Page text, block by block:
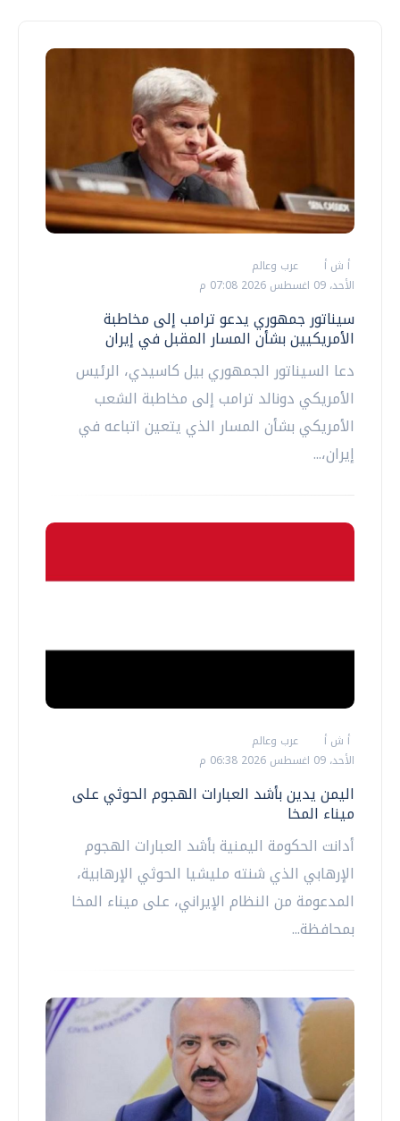
أ ش أ
عرب وعالم
الأحد، 09 اغسطس 2026 07:08 م
سيناتور جمهوري يدعو ترامب إلى مخاطبة
الأمريكيين بشأن المسار المقبل في إيران
دعا السيناتور الجمهوري بيل كاسيدي، الرئيس
الأمريكي دونالد ترامب إلى مخاطبة الشعب
الأمريكي بشأن المسار الذي يتعين اتباعه في
إيران،...
أ ش أ
عرب وعالم
الأحد، 09 اغسطس 2026 06:38 م
اليمن يدين بأشد العبارات الهجوم الحوثي على
ميناء المخا
أدانت الحكومة اليمنية بأشد العبارات الهجوم
الإرهابي الذي شنته مليشيا الحوثي الإرهابية،
المدعومة من النظام الإيراني، على ميناء المخا
بمحافظة...